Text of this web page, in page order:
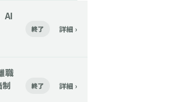
AI
終了 詳細 ›
職
終了 詳細 ›